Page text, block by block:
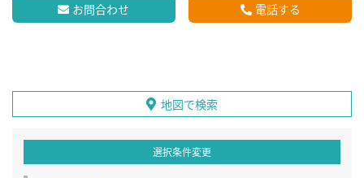
お問合わせ 電話する
地図で検索
選択条件変更